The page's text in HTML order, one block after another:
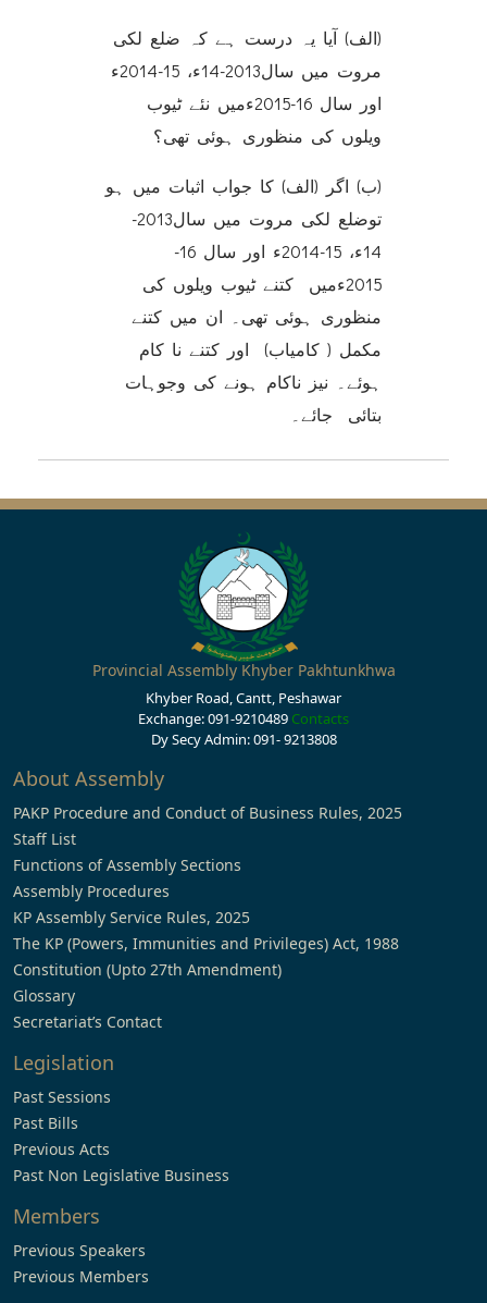
(الف) آیا یہ درست ہے کہ ضلع لکی
مروت میں سال2013-14ء، 15-2014ء
اور سال 16-2015ءمیں نئے ٹیوب
ویلوں کی منظوری ہوئی تھی؟
(ب) اگر (الف) کا جواب اثبات میں ہو
توضلع لکی مروت میں سال2013-
14ء، 15-2014ء اور سال 16-
2015ءمیں کتنے ٹیوب ویلوں کی
منظوری ہوئی تھی۔ ان میں کتنے
مکمل ( کامیاب) اور کتنے نا کام
ہوئے۔ نیز ناکام ہونے کی وجوہات
بتائی جائے۔
Provincial Assembly Khyber Pakhtunkhwa
Khyber Road, Cantt, Peshawar
Exchange: 091-9210489 Contacts
Dy Secy Admin: 091- 9213808
About Assembly
PAKP Procedure and Conduct of Business Rules, 2025
Staff List
Functions of Assembly Sections
Assembly Procedures
KP Assembly Service Rules, 2025
The KP (Powers, Immunities and Privileges) Act, 1988
Constitution (Upto 27th Amendment)
Glossary
Secretariat’s Contact
Legislation
Past Sessions
Past Bills
Previous Acts
Past Non Legislative Business
Members
Previous Speakers
Previous Members